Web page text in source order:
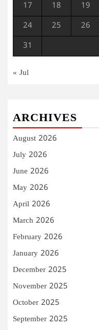
17 18 19
24 25 26
31
« Jul
ARCHIVES
August 2026
July 2026
June 2026
May 2026
April 2026
March 2026
February 2026
January 2026
December 2025
November 2025
October 2025
September 2025